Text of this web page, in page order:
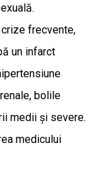
frecvente,
un infarct
bolile
medii şi severe.
medicului